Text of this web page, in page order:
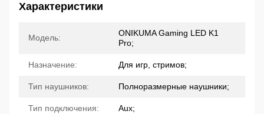
Характеристики
Модель:
ONIKUMA Gaming LED K1
Pro;
Назначение: Для игр, стримов;
Тип наушников: Полноразмерные наушники;
Тип подключения: Aux;